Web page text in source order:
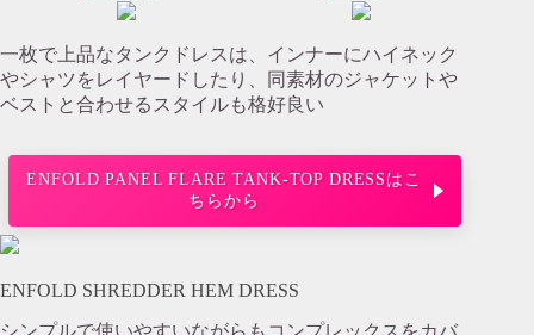
一枚で上品なタンクドレスは、インナーにハイネック
やシャツをレイヤードしたり、同素材のジャケットや
ベストと合わせるスタイルも格好良い
ENFOLD PANEL FLARE TANK-TOP DRESSはこ
ちらから
ENFOLD SHREDDER HEM DRESS
シンプルで使いやすいながらもコンプレックスをカバ